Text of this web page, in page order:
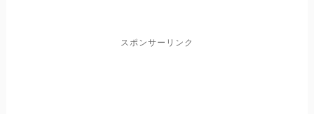
スポンサーリンク